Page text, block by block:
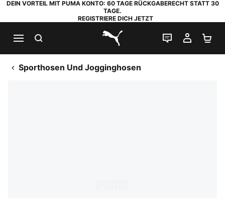
DEIN VORTEIL MIT PUMA KONTO: 60 TAGE RÜCKGABERECHT STATT 30
TAGE.
REGISTRIERE DICH JETZT
PUMA.com
LIVE-CHAT
MEIN
Sporthosen Und Jogginghosen